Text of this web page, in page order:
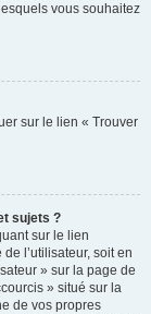
vous souhaitez
sur le lien « Trouver
sujets ?
sur le lien
l’utilisateur, soit en
» sur la page de
» situé sur la
de vos propres